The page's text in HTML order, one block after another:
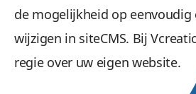
de mogelijkheid op
wijzigen in siteCMS. Bij
regie over uw eigen website.